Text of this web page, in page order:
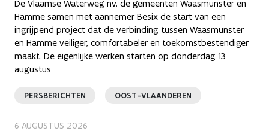
De Vlaamse Waterweg nv, de gemeenten Waasmunster en
Hamme samen met aannemer Besix de start van een
ingrijpend project dat de verbinding tussen Waasmunster
en Hamme veiliger, comfortabeler en toekomstbestendiger
maakt. De eigenlijke werken starten op donderdag 13
augustus.
PERSBERICHTEN OOST-VLAANDEREN
6 AUGUSTUS 2026